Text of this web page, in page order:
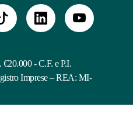
- C.F. e P.I.
Imprese – REA: MI-